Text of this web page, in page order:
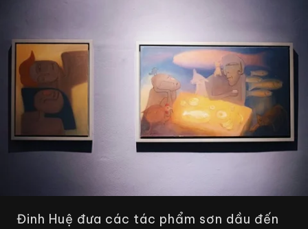
Đinh Huệ đưa các tác phẩm sơn dầu đến